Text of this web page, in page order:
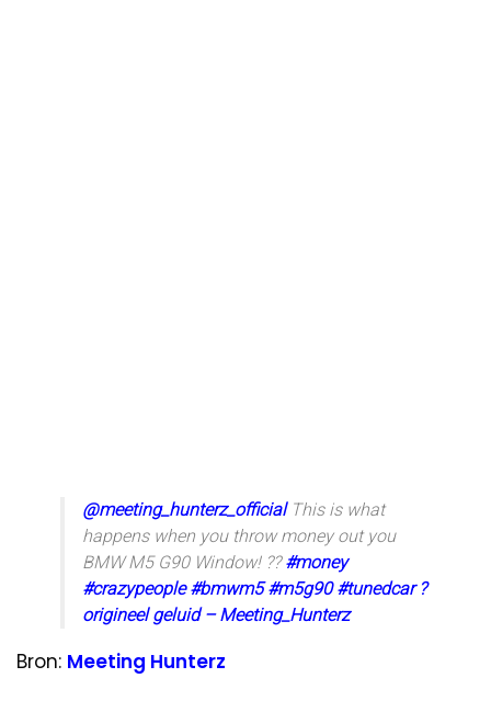
@meeting_hunterz_officialThis is what
happens when you throw money out you
BMW M5 G90 Window! ??#money
#crazypeople #bmwm5 #m5g90 #tunedcar ?
origineel geluid – Meeting_Hunterz
Bron: Meeting Hunterz